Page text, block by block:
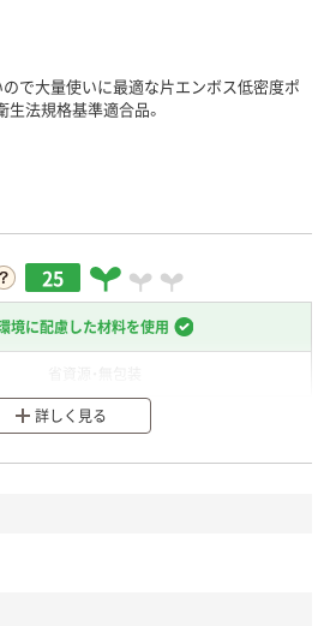
ので大量使いに最適な片エンボス低密度ポ
生法規格基準適合品。
25
境に配慮した材料を使用
別・リサイクルしやすい設計
詳しく見る